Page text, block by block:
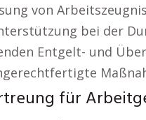
von
bei der
Entgelt- und
für